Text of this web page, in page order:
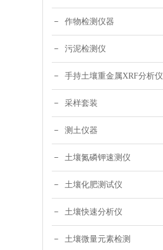
作物检测仪器
污泥检测仪
手持土壤重金属XRF分析仪
采样套装
测土仪器
土壤氮磷钾速测仪
土壤化肥测试仪
土壤快速分析仪
土壤微量元素检测